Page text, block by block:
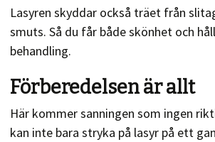
Lasyren skyddar också träet från
smuts. Så du får både skönhet och
behandling.
Förberedelsen är allt
Här kommer sanningen som ingen
kan inte bara stryka på lasyr på ett